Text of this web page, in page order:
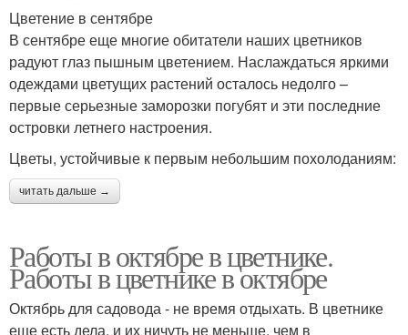
Цветение в сентябре
В сентябре еще многие обитатели наших цветников
радуют глаз пышным цветением. Наслаждаться яркими
одеждами цветущих растений осталось недолго –
первые серьезные заморозки погубят и эти последние
островки летнего настроения.
Цветы, устойчивые к первым небольшим похолоданиям:
читать дальше →
Работы в октябре в цветнике.
Работы в цветнике в октябре
Октябрь для садовода - не время отдыхать. В цветнике
еще есть дела, и их ничуть не меньше, чем в